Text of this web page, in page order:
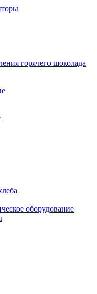
горячего шоколада
оборудование